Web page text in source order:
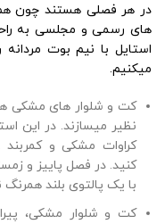
در هر فصلی هستند چون
های رسمی و مجلسی به
استایل با نیم بوت
میکنیم.
کت و شلوار های مشکی
نظیر میسازند. در این
کراوات مشکی و کمربند
کنید. در فصل پاییز و
با یک پالتوی بلند
کت و شلوار مشکی،